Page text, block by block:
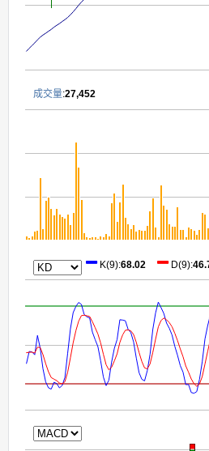
成交量:27,452
K(9):68.02 D(9):